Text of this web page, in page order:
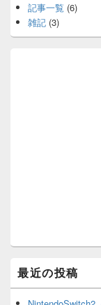
記事一覧 (6)
雑記 (3)
最近の投稿